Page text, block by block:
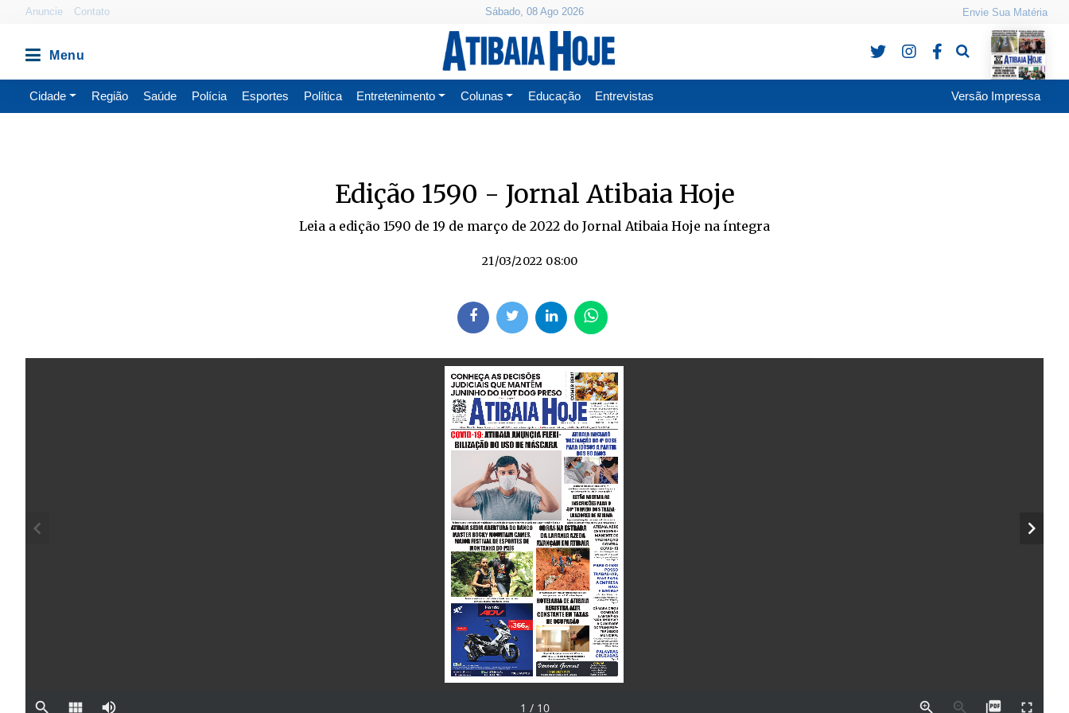
Anuncie Contato Sábado, 08 Ago 2026 Envie Sua Matéria
Pesquisa
Cidade Região Saúde Polícia Esportes Política Entretenimento Colunas Educação Entrevistas Versão Impressa
Edição 1590 - Jornal Atibaia Hoje
Leia a edição 1590 de 19 de março de 2022 do Jornal Atibaia Hoje na íntegra
21/03/2022 08:00